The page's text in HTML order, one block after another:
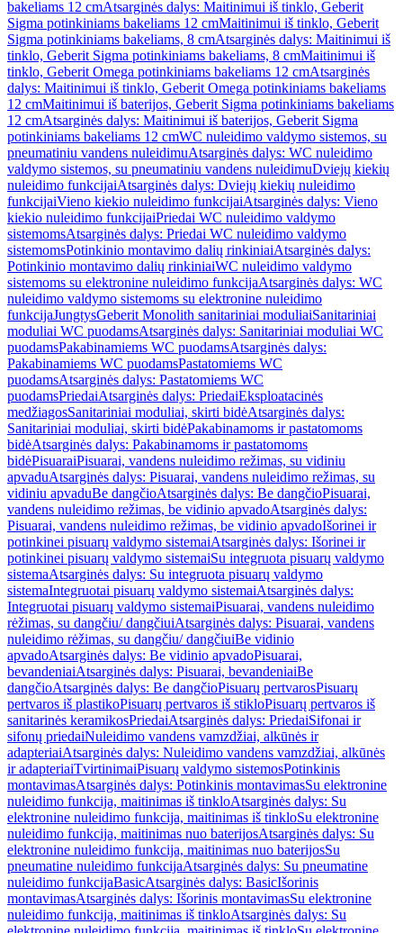
bakeliams 12 cmAtsarginės dalys: Maitinimui iš tinklo, Geberit
Sigma potinkiniams bakeliams 12 cmMaitinimui iš tinklo, Geberit
Sigma potinkiniams bakeliams, 8 cmAtsarginės dalys: Maitinimui iš
tinklo, Geberit Sigma potinkiniams bakeliams, 8 cmMaitinimui iš
tinklo, Geberit Omega potinkiniams bakeliams 12 cmAtsarginės
dalys: Maitinimui iš tinklo, Geberit Omega potinkiniams bakeliams
12 cmMaitinimui iš baterijos, Geberit Sigma potinkiniams bakeliams
12 cmAtsarginės dalys: Maitinimui iš baterijos, Geberit Sigma
potinkiniams bakeliams 12 cmWC nuleidimo valdymo sistemos, su
pneumatiniu vandens nuleidimuAtsarginės dalys: WC nuleidimo
valdymo sistemos, su pneumatiniu vandens nuleidimuDviejų kiekių
nuleidimo funkcijaiAtsarginės dalys: Dviejų kiekių nuleidimo
funkcijaiVieno kiekio nuleidimo funkcijaiAtsarginės dalys: Vieno
kiekio nuleidimo funkcijaiPriedai WC nuleidimo valdymo
sistemomsAtsarginės dalys: Priedai WC nuleidimo valdymo
sistemomsPotinkinio montavimo dalių rinkiniaiAtsarginės dalys:
Potinkinio montavimo dalių rinkiniaiWC nuleidimo valdymo
sistemoms su elektronine nuleidimo funkcijaAtsarginės dalys: WC
nuleidimo valdymo sistemoms su elektronine nuleidimo
funkcijaJungtysGeberit Monolith sanitariniai moduliaiSanitariniai
moduliai WC puodamsAtsarginės dalys: Sanitariniai moduliai WC
puodamsPakabinamiems WC puodamsAtsarginės dalys:
Pakabinamiems WC puodamsPastatomiems WC
puodamsAtsarginės dalys: Pastatomiems WC
puodamsPriedaiAtsarginės dalys: PriedaiEksploatacinės
medžiagosSanitariniai moduliai, skirti bidėAtsarginės dalys:
Sanitariniai moduliai, skirti bidėPakabinamoms ir pastatomoms
bidėAtsarginės dalys: Pakabinamoms ir pastatomoms
bidėPisuaraiPisuarai, vandens nuleidimo režimas, su vidiniu
apvaduAtsarginės dalys: Pisuarai, vandens nuleidimo režimas, su
vidiniu apvaduBe dangčioAtsarginės dalys: Be dangčioPisuarai,
vandens nuleidimo režimas, be vidinio apvadoAtsarginės dalys:
Pisuarai, vandens nuleidimo režimas, be vidinio apvadoIšorinei ir
potinkinei pisuarų valdymo sistemaiAtsarginės dalys: Išorinei ir
potinkinei pisuarų valdymo sistemaiSu integruota pisuarų valdymo
sistemaAtsarginės dalys: Su integruota pisuarų valdymo
sistemaIntegruotai pisuarų valdymo sistemaiAtsarginės dalys:
Integruotai pisuarų valdymo sistemaiPisuarai, vandens nuleidimo
rėžimas, su dangčiu/ dangčiuiAtsarginės dalys: Pisuarai, vandens
nuleidimo rėžimas, su dangčiu/ dangčiuiBe vidinio
apvadoAtsarginės dalys: Be vidinio apvadoPisuarai,
bevandeniaiAtsarginės dalys: Pisuarai, bevandeniaiBe
dangčioAtsarginės dalys: Be dangčioPisuarų pertvarosPisuarų
pertvaros iš plastikoPisuarų pertvaros iš stikloPisuarų pertvaros iš
sanitarinės keramikosPriedaiAtsarginės dalys: PriedaiSifonai ir
sifonų priedaiNuleidimo vandens vamzdžiai, alkūnės ir
adapteriaiAtsarginės dalys: Nuleidimo vandens vamzdžiai, alkūnės
ir adapteriaiTvirtinimaiPisuarų valdymo sistemosPotinkinis
montavimasAtsarginės dalys: Potinkinis montavimasSu elektronine
nuleidimo funkcija, maitinimas iš tinkloAtsarginės dalys: Su
elektronine nuleidimo funkcija, maitinimas iš tinkloSu elektronine
nuleidimo funkcija, maitinimas nuo baterijosAtsarginės dalys: Su
elektronine nuleidimo funkcija, maitinimas nuo baterijosSu
pneumatine nuleidimo funkcijaAtsarginės dalys: Su pneumatine
nuleidimo funkcijaBasicAtsarginės dalys: BasicIšorinis
montavimasAtsarginės dalys: Išorinis montavimasSu elektronine
nuleidimo funkcija, maitinimas iš tinkloAtsarginės dalys: Su